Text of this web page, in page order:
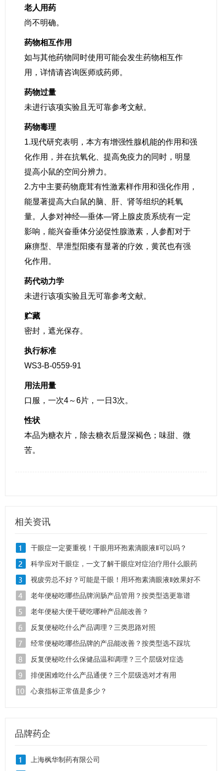
老人用药
尚不明确。
药物相互作用
如与其他药物同时使用可能会发生药物相互作
用，详情请咨询医师或药师。
药物过量
未进行该项实验且无可靠参考文献。
药物毒理
1.现代研究表明，本方有增强性腺机能的作用和强
化作用，并在抗氧化、提高免疫力的同时，明显
提高小鼠的空间分辨力。
2.方中主要药物鹿茸有性激素样作用和强化作用，
能显著提高大白鼠的脑、肝、肾等组织的耗氧
量。人参对神经—垂体—肾上腺皮质系统有一定
影响，能兴奋垂体分泌促性腺激素，人参酊对于
麻痹型、早泄型阳痿有显著的疗效，黄芪也有强
化作用。
药代动力学
未进行该项实验且无可靠参考文献。
贮藏
密封，遮光保存。
执行标准
WS3-B-0559-91
用法用量
口服，一次4～6片，一日3次。
性状
本品为糖衣片，除去糖衣后显深褐色；味甜、微
苦。
相关资讯
干眼症一定要重视！干眼用环孢素滴眼液Ⅱ可以吗？
科学应对干眼症，一文了解干眼症对症治疗用什么眼药
水？
视疲劳总不好？可能是干眼！用环孢素滴眼液Ⅱ效果好不
好？
老年便秘吃哪些品牌润肠产品管用？按类型选更靠谱
老年便秘大便干硬吃哪种产品能改善？
反复便秘吃什么产品调理？三类思路对照
经常便秘吃哪些品牌的产品能改善？按类型选不踩坑
反复便秘吃什么保健品温和调理？三个层级对症选
排便困难吃什么产品通便？三个层级选对才有用
心衰指标正常值是多少？
品牌药企
上海枫华制药有限公司